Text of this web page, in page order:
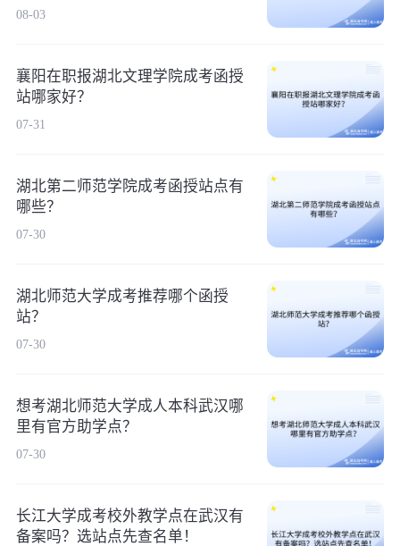
08-03
襄阳在职报湖北文理学院成考函授
站哪家好？
07-31
湖北第二师范学院成考函授站点有
哪些？
07-30
湖北师范大学成考推荐哪个函授
站？
07-30
想考湖北师范大学成人本科武汉哪
里有官方助学点？
07-30
长江大学成考校外教学点在武汉有
备案吗？选站点先查名单！